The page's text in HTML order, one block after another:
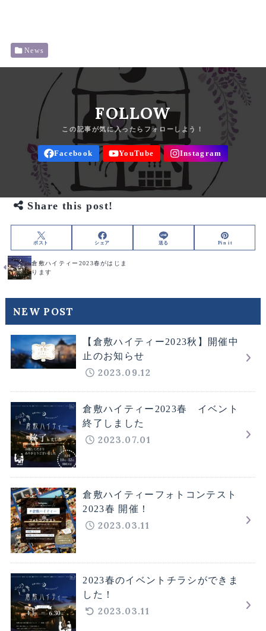
News
FOLLOW
Share this post!
ポスト シェア 送る Pin it
倉敷ハイティー2023春がはじま
ります
NEW POST
【倉敷ハイティー2023秋】開催中
止のお知らせ
2023.09.12
倉敷ハイティー2023春 イベント
終了しました
2023.07.01
倉敷ハイティーフォトコンテスト
2023春 開催！
2023.03.11
2023春のイベントチラシができま
した！
2023.03.11